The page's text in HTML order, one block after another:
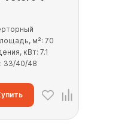
м²: 70
кВт: 7.1
33/40/48